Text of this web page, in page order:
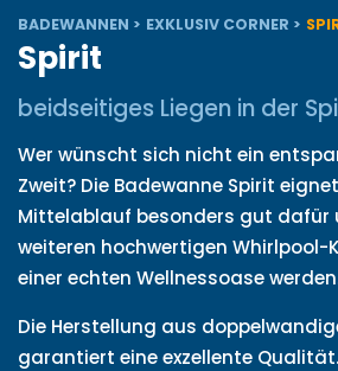
BADEWANNEN EXKLUSIV CORNER
Spirit
beidseitiges Liegen in der
Wer wünscht sich nicht ein
Zweit? Die Badewanne Spirit
Mittelablauf besonders gut dafür
weiteren hochwertigen Whirlpool-
einer echten Wellnessoase
Die Herstellung aus
garantiert eine exzellente